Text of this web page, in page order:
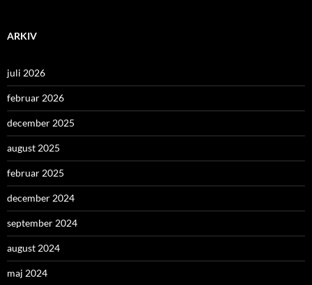
ARKIV
juli 2026
februar 2026
december 2025
august 2025
februar 2025
december 2024
september 2024
august 2024
maj 2024